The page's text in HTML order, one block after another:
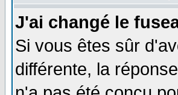
J'ai changé le
Si vous êtes sûr
différente, la